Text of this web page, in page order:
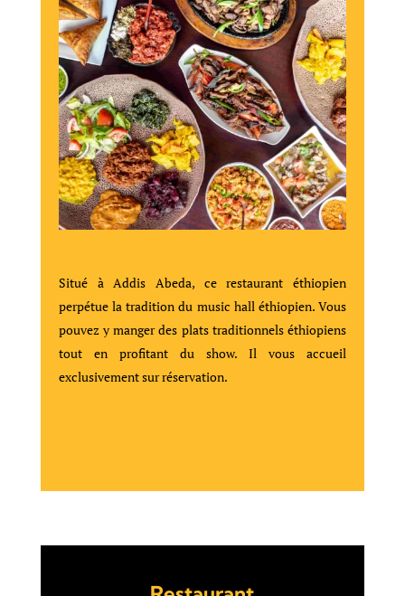
Situé à Addis Abeda, ce restaurant éthiopien
perpétue la tradition du music hall éthiopien. Vous
pouvez y manger des plats traditionnels éthiopiens
tout en profitant du show. Il vous accueil
exclusivement sur réservation.